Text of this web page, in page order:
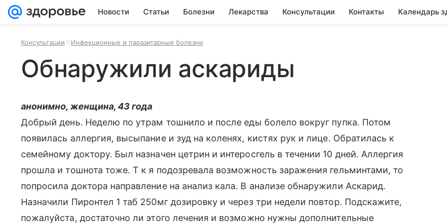
Новости Статьи Болезни Лекарства Консультации Контакты Календарь
Консультации Инфекционные и паразитарные болезни
Обнаружили аскариды
анонимно, женщина, 43 года
Добрый день. Неделю по утрам тошнило и после еды болело вокруг пупка. Потом
появилась аллергия, высыпание и зуд на коленях, кистях рук и лице. Обратилась к
семейному доктору. Был назначен цетрин и интеросгель в течении 10 дней. Аллергия
прошла и тошнота тоже. Т к я подозревала возможность заражения гельминтами, то
попросила доктора направление на анализ кала. В анализе обнаружили Аскарид.
Назначили Пиронтел 1 таб 250мг дозировку и через три недели повтор. Подскажите,
пожалуйста, достаточно ли этого лечения и возможно нужны дополнительные